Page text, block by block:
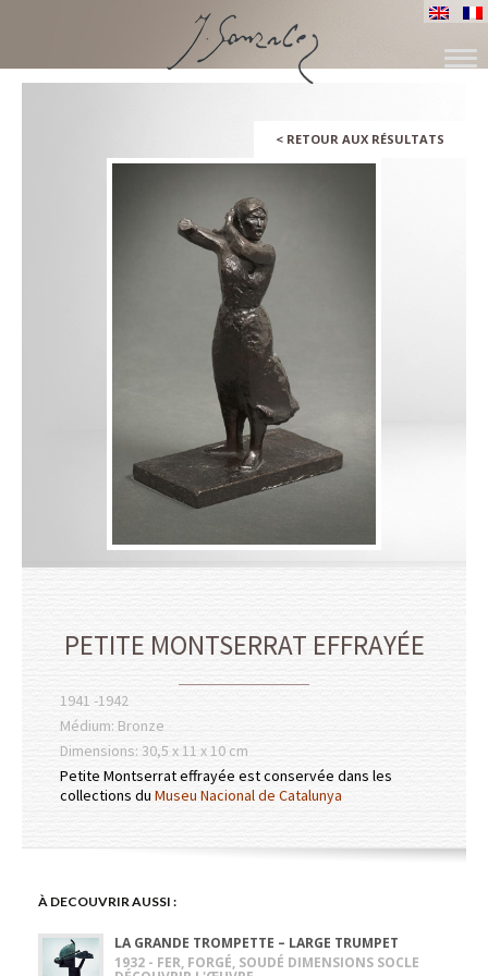
ALLER
< RETOUR AUX RÉSULTATS
PETITE MONTSERRAT EFFRAYÉE
1941 -1942
Médium: Bronze
Dimensions: 30,5 x 11 x 10 cm
Petite Montserrat effrayée est conservée dans les
collections du Museu Nacional de Catalunya
À DECOUVRIR AUSSI :
LA GRANDE TROMPETTE – LARGE TRUMPET
1932 - FER, FORGÉ, SOUDÉ DIMENSIONS SOCLE